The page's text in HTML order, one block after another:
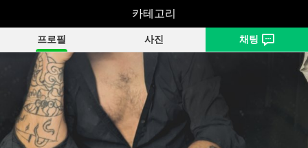
Aromatblayzera
프로필 사진 채팅
카테고리